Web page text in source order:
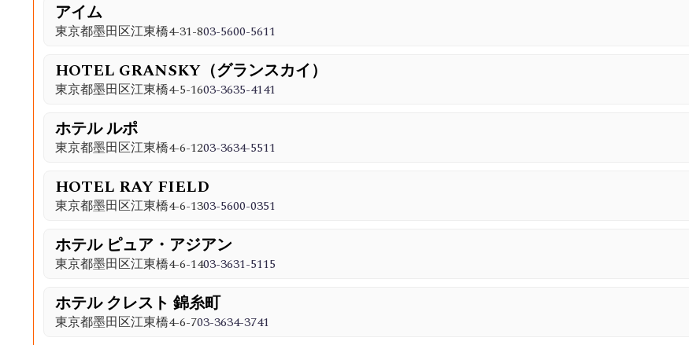
アイム
東京都墨田区江東橋4-31-803-5600-5611
HOTEL GRANSKY（グランスカイ）
東京都墨田区江東橋4-5-1603-3635-4141
ホテル ルポ
東京都墨田区江東橋4-6-1203-3634-5511
HOTEL RAY FIELD
東京都墨田区江東橋4-6-1303-5600-0351
ホテル ピュア・アジアン
東京都墨田区江東橋4-6-1403-3631-5115
ホテル クレスト 錦糸町
東京都墨田区江東橋4-6-703-3634-3741